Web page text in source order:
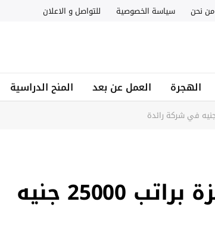
من نحن سياسة الخصوصية للتواصل و الاعلان
الهجرة العمل عن بعد المنح الدراسية
وظيفة خدمة عملاء مميزة براتب 25000 جنيه